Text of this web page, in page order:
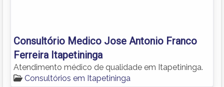
Consultório Medico Jose Antonio Franco
Ferreira Itapetininga
Atendimento médico de qualidade em Itapetininga.
Consultórios em Itapetininga